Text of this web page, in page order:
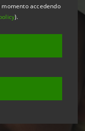
accedendo
).